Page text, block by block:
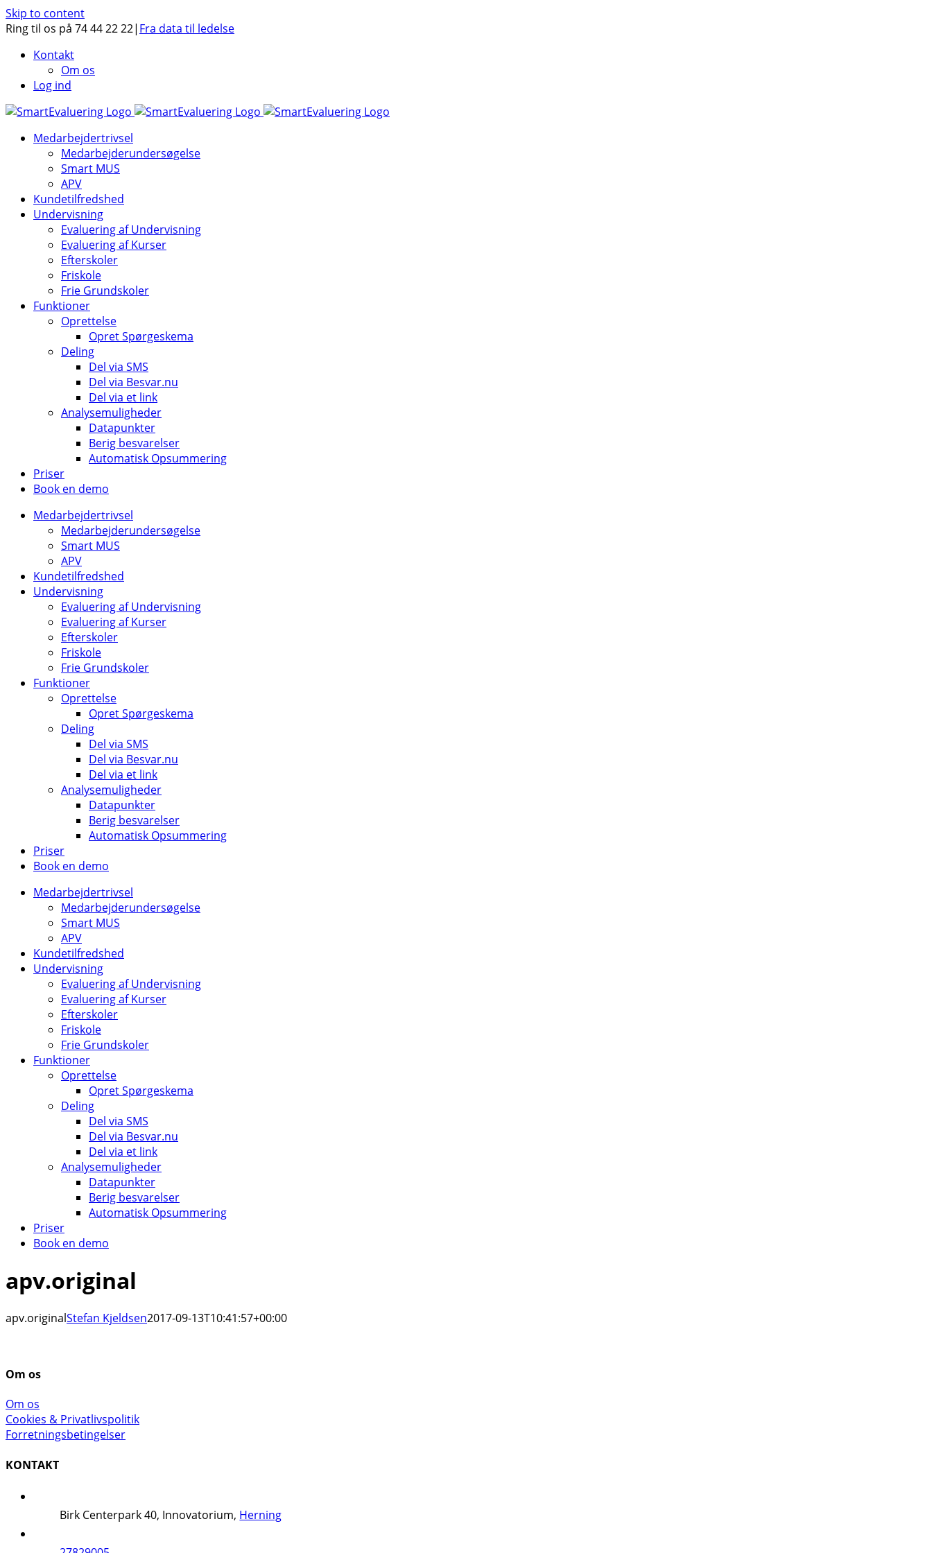
Skip to content
Ring til os på 74 44 22 22| Fra data til ledelse
Kontakt
Om os
Log ind
Medarbejdertrivsel
Medarbejderundersøgelse
Smart MUS
APV
Kundetilfredshed
Undervisning
Evaluering af Undervisning
Evaluering af Kurser
Efterskoler
Friskole
Frie Grundskoler
Funktioner
Oprettelse
Opret Spørgeskema
Deling
Del via SMS
Del via Besvar.nu
Del via et link
Analysemuligheder
Datapunkter
Berig besvarelser
Automatisk Opsummering
Priser
Book en demo
Medarbejdertrivsel
Medarbejderundersøgelse
Smart MUS
APV
Kundetilfredshed
Undervisning
Evaluering af Undervisning
Evaluering af Kurser
Efterskoler
Friskole
Frie Grundskoler
Funktioner
Oprettelse
Opret Spørgeskema
Deling
Del via SMS
Del via Besvar.nu
Del via et link
Analysemuligheder
Datapunkter
Berig besvarelser
Automatisk Opsummering
Priser
Book en demo
Medarbejdertrivsel
Medarbejderundersøgelse
Smart MUS
APV
Kundetilfredshed
Undervisning
Evaluering af Undervisning
Evaluering af Kurser
Efterskoler
Friskole
Frie Grundskoler
Funktioner
Oprettelse
Opret Spørgeskema
Deling
Del via SMS
Del via Besvar.nu
Del via et link
Analysemuligheder
Datapunkter
Berig besvarelser
Automatisk Opsummering
Priser
Book en demo
apv.original
apv.originalStefan Kjeldsen2017-09-13T10:41:57+00:00
Om os
Om os
Cookies & Privatlivspolitik
Forretningsbetingelser
KONTAKT
Birk Centerpark 40, Innovatorium, Herning